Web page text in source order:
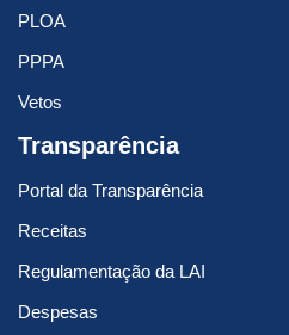
PLOA
PPPA
Vetos
Transparência
Portal da Transparência
Receitas
Regulamentação da LAI
Despesas